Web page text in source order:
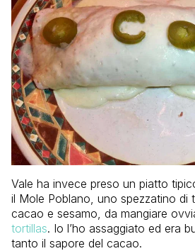
Vale ha invece preso un piatto
il Mole Poblano, uno spezzatino
cacao e sesamo, da mangiare
tortillas. Io l’ho assaggiato ed era
tanto il sapore del cacao.